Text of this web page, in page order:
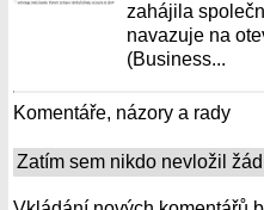
zahájila
navazuje na
(Business...
Komentáře, názory a rady
Zatím sem nikdo nevložil